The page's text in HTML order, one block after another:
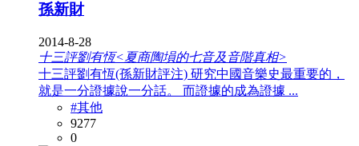
孫新財
2014-8-28
十三評劉有恆<夏商陶塤的七音及音階真相>
十三評劉有恆(孫新財評注) 研究中國音樂史最重要的，
就是一分證據說一分話。 而證據的成為證據 ...
#其他
9277
0